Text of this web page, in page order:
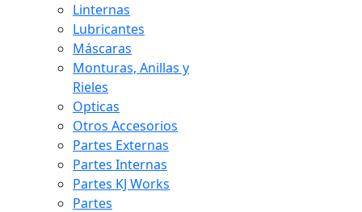
Linternas
Lubricantes
Máscaras
Monturas, Anillas y
Rieles
Opticas
Otros Accesorios
Partes Externas
Partes Internas
Partes KJ Works
Partes